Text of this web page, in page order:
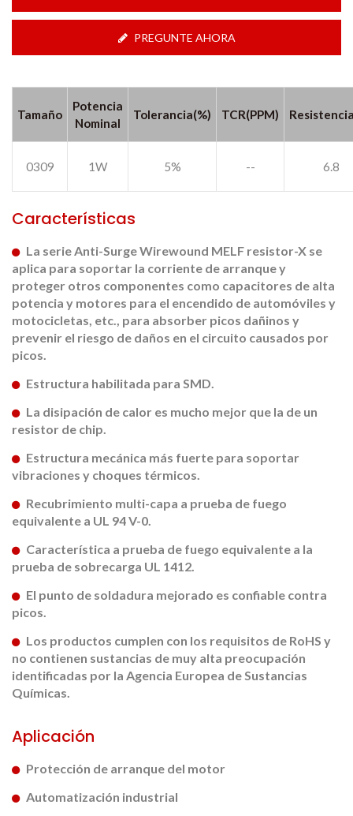
PREGUNTE AHORA
Tamaño
Potencia
Nominal
Tolerancia(%) TCR(PPM)
0309 1W 5% -- 6.8
Características
La serie Anti-Surge Wirewound MELF resistor-X se
aplica para soportar la corriente de arranque y
proteger otros componentes como capacitores de alta
potencia y motores para el encendido de automóviles y
motocicletas, etc., para absorber picos dañinos y
prevenir el riesgo de daños en el circuito causados por
picos.
Estructura habilitada para SMD.
La disipación de calor es mucho mejor que la de un
resistor de chip.
Estructura mecánica más fuerte para soportar
vibraciones y choques térmicos.
Recubrimiento multi-capa a prueba de fuego
equivalente a UL 94 V-0.
Característica a prueba de fuego equivalente a la
prueba de sobrecarga UL 1412.
El punto de soldadura mejorado es confiable contra
picos.
Los productos cumplen con los requisitos de RoHS y
no contienen sustancias de muy alta preocupación
identificadas por la Agencia Europea de Sustancias
Químicas.
Aplicación
Protección de arranque del motor
Automatización industrial